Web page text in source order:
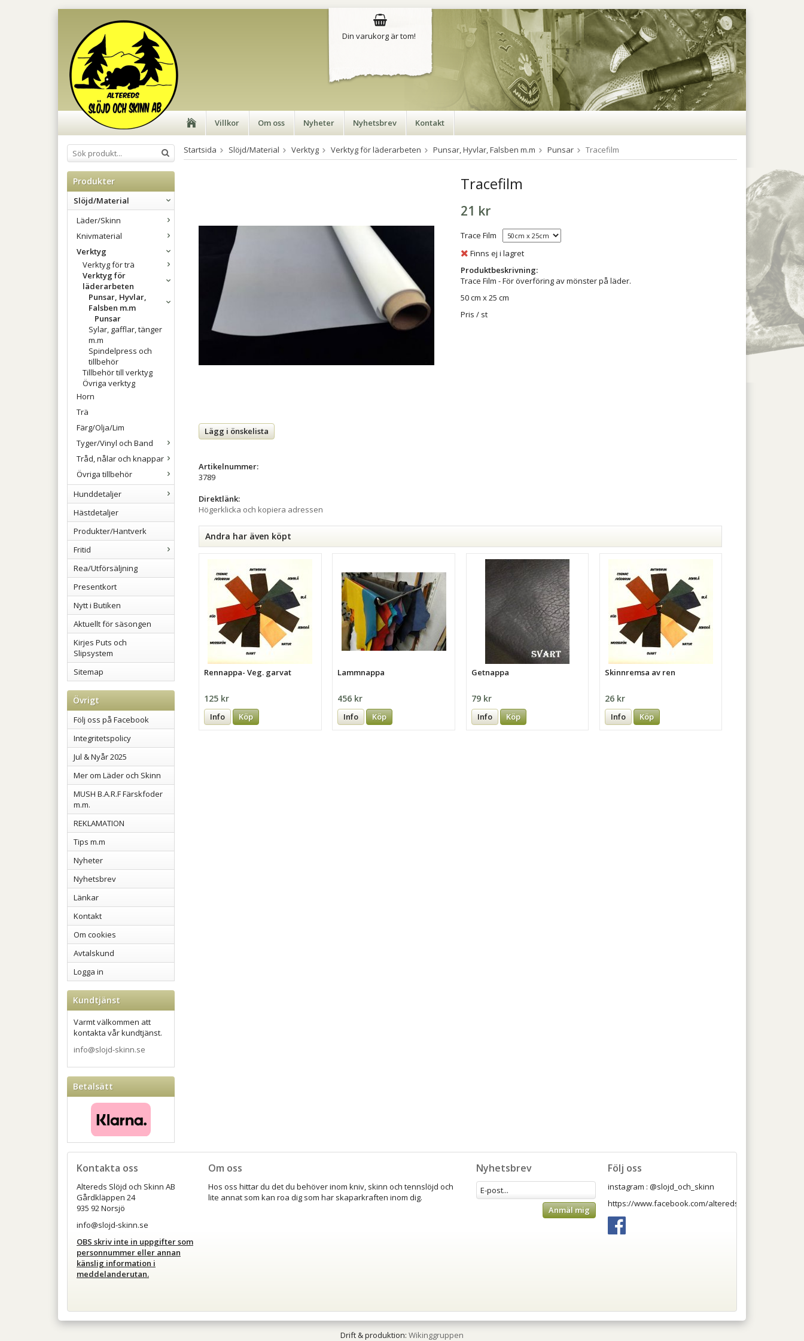
Din varukorg är tom!
Villkor Om oss Nyheter Nyhetsbrev Kontakt
Produkter
Slöjd/Material
Läder/Skinn
Knivmaterial
Verktyg
Verktyg för trä
Verktyg för
läderarbeten
Punsar, Hyvlar,
Falsben m.m
Punsar
Sylar, gafflar, tänger
m.m
Spindelpress och
tillbehör
Tillbehör till verktyg
Övriga verktyg
Horn
Trä
Färg/Olja/Lim
Tyger/Vinyl och Band
Tråd, nålar och knappar
Övriga tillbehör
Hunddetaljer
Hästdetaljer
Produkter/Hantverk
Fritid
Rea/Utförsäljning
Presentkort
Nytt i Butiken
Aktuellt för säsongen
Kirjes Puts och
Slipsystem
Sitemap
Övrigt
Följ oss på Facebook
Integritetspolicy
Jul & Nyår 2025
Mer om Läder och Skinn
MUSH B.A.R.F Färskfoder
m.m.
REKLAMATION
Tips m.m
Nyheter
Nyhetsbrev
Länkar
Kontakt
Om cookies
Avtalskund
Logga in
Kundtjänst
Varmt välkommen att
kontakta vår kundtjänst.
info@slojd-skinn.se
Betalsätt
Startsida Slöjd/Material Verktyg Verktyg för läderarbeten Punsar, Hyvlar, Falsben m.m Punsar Tracefilm
Tracefilm
21 kr
Trace Film
Finns ej i lagret
Produktbeskrivning:
Trace Film - För överföring av mönster på läder.
50 cm x 25 cm
Pris / st
Lägg i önskelista
Artikelnummer:
3789
Direktlänk:
Högerklicka och kopiera adressen
Andra har även köpt
Rennappa- Veg. garvat
125 kr
Info Köp
Lammnappa
456 kr
Info Köp
Getnappa
79 kr
Info Köp
Skinnremsa av ren
26 kr
Info Köp
Kontakta oss
Altereds Slöjd och Skinn AB
Gårdkläppen 24
935 92 Norsjö
info@slojd-skinn.se
OBS skriv inte in uppgifter som
personnummer eller annan
känslig information i
meddelanderutan.
Följ oss
instagram : @slojd_och_skinn
https://www.facebook.com/alteredsslojdochskinnab
Nyhetsbrev
Anmäl mig
Om oss
Hos oss hittar du det du behöver inom kniv, skinn och tennslöjd och
lite annat som kan roa dig som har skaparkraften inom dig.
Drift & produktion: Wikinggruppen